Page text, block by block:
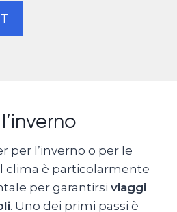
per l’inverno o per le
clima è particolarmente
per garantirsi viaggi
. Uno dei primi passi è